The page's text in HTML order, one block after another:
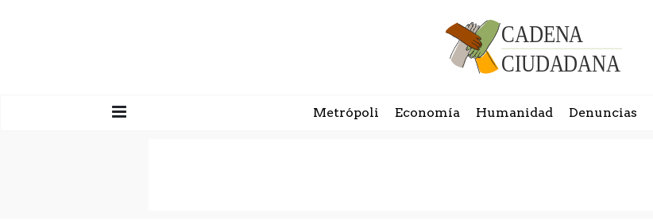
Metrópoli Economía Humanidad Denuncias